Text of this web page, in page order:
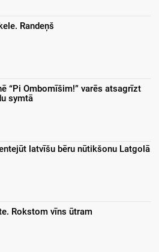
Randeņš
“Pi Ombomīšim!” varēs atsagrīzt
symtā
latvīšu bēru nūtikšonu Latgolā
Rokstom vīns ūtram